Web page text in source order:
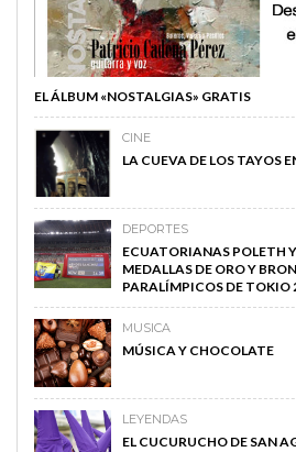
EL ÁLBUM «NOSTALGIAS» GRATIS
CINE
LA CUEVA DE LOS TAYOS
DEPORTES
ECUATORIANAS POLETH
MEDALLAS DE ORO Y
PARALÍMPICOS DE TOKIO
MUSICA
MÚSICA Y CHOCOLATE
LEYENDAS
EL CUCURUCHO DE SAN